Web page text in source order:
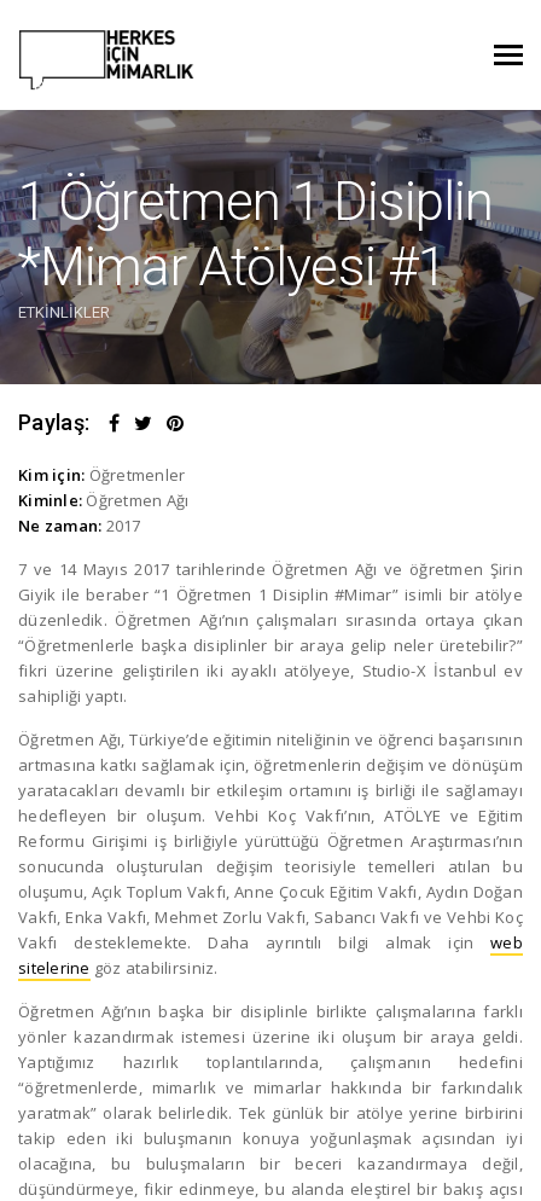
1 Öğretmen 1 Disiplin
*Mimar Atölyesi #1
ETKINLIKLER
Paylaş:
Kim için: Öğretmenler
Kiminle: Öğretmen Ağı
Ne zaman: 2017
7 ve 14 Mayıs 2017 tarihlerinde Öğretmen Ağı ve öğretmen Şirin
Giyik ile beraber “1 Öğretmen 1 Disiplin #Mimar” isimli bir atölye
düzenledik. Öğretmen Ağı’nın çalışmaları sırasında ortaya çıkan
“Öğretmenlerle başka disiplinler bir araya gelip neler üretebilir?”
fikri üzerine geliştirilen iki ayaklı atölyeye, Studio-X İstanbul ev
sahipliği yaptı.
Öğretmen Ağı, Türkiye’de eğitimin niteliğinin ve öğrenci başarısının
artmasına katkı sağlamak için, öğretmenlerin değişim ve dönüşüm
yaratacakları devamlı bir etkileşim ortamını iş birliği ile sağlamayı
hedefleyen bir oluşum. Vehbi Koç Vakfı’nın, ATÖLYE ve Eğitim
Reformu Girişimi iş birliğiyle yürüttüğü Öğretmen Araştırması’nın
sonucunda oluşturulan değişim teorisiyle temelleri atılan bu
oluşumu, Açık Toplum Vakfı, Anne Çocuk Eğitim Vakfı, Aydın Doğan
Vakfı, Enka Vakfı, Mehmet Zorlu Vakfı, Sabancı Vakfı ve Vehbi Koç
Vakfı desteklemekte. Daha ayrıntılı bilgi almak içinweb
sitelerine göz atabilirsiniz.
Öğretmen Ağı’nın başka bir disiplinle birlikte çalışmalarına farklı
yönler kazandırmak istemesi üzerine iki oluşum bir araya geldi.
Yaptığımız hazırlık toplantılarında, çalışmanın hedefini
“öğretmenlerde, mimarlık ve mimarlar hakkında bir farkındalık
yaratmak” olarak belirledik. Tek günlük bir atölye yerine birbirini
takip eden iki buluşmanın konuya yoğunlaşmak açısından iyi
olacağına, bu buluşmaların bir beceri kazandırmaya değil,
düşündürmeye, fikir edinmeye, bu alanda eleştirel bir bakış açısı